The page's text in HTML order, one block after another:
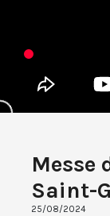
Messe
Saint-
25/08/2024